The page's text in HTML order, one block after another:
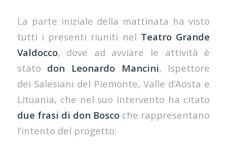
La parte iniziale della mattinata ha visto
tutti i presenti riuniti nel Teatro Grande
Valdocco, dove ad avviare le attività è
stato don Leonardo Mancini, Ispettore
dei Salesiani del Piemonte, Valle d’Aosta e
Lituania, che nel suo intervento ha citato
due frasi di don Bosco che rappresentano
l’intento del progetto: